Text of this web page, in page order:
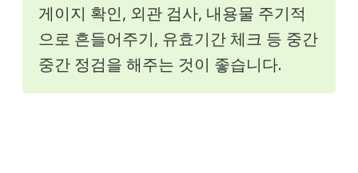
게이지 확인, 외관 검사, 내용물 주기적
으로 흔들어주기, 유효기간 체크 등 중간
중간 정검을 해주는 것이 좋습니다.